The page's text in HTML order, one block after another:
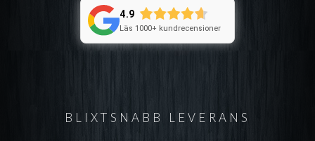
BLIXTSNABB LEVERANS
4.9
Läs 1000+ kundrecensioner